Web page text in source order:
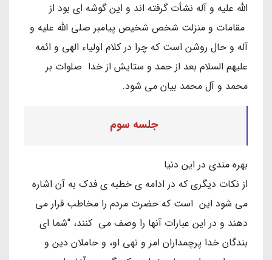
الله علیه و آله نشأت گرفته اند و این گوشه ای بود از
مقامات و منزلت شخص شخیص پیامبر صلی الله علیه و
آله و حال روشن است که چرا در کلام اولیاء الهی و ائمه
علیهم السلام بعد از حمد و ستایش از خدا صلوات بر
محمد و آل محمد بیان می شود.
جلسه سوم
بهره مندی در این دنیا
از نکات دیگری که در ادامه ی خطبه ی فدک به آن اشاره
می شود این است که حضرت مردم را مخاطب قرار می
دهند و در این عبارات آنها را وصف می کنند، "شما اى
بندگان خدا پرچمداران امر و نهى او، و حاملان دین و